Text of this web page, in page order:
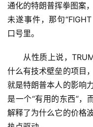
通化的特朗普挥拳图案
未遂事件，那句
口号里。
从性质上说，
什么有技术壁垒的项目
就是特朗普本人的影响
是一个“有用的东西”，
解释了为什么它的价格